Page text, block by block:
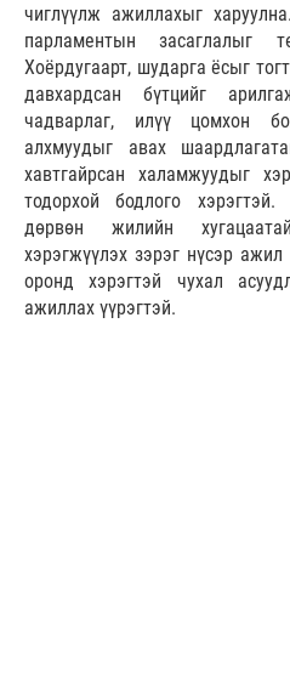
чиглүүлж ажиллахыг
парламентын засаглалыг
Хоёрдугаарт, шударга ёсыг
давхардсан бүтцийг
чадварлаг, илүү цомхон
алхмуудыг авах
хавтгайрсан халамжуудыг
тодорхой бодлого
дөрвөн жилийн
хэрэгжүүлэх зэрэг нүсэр
оронд хэрэгтэй чухал
ажиллах үүрэгтэй.